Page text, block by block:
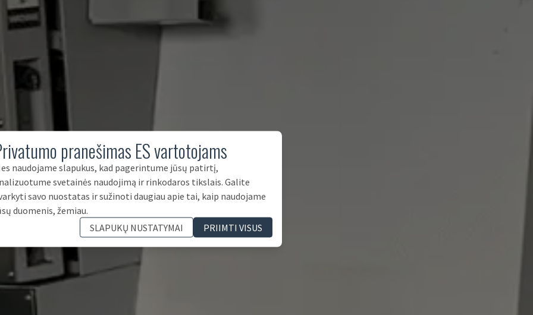
pranešimas ES vartotojams
naudojame slapukus, kad pagerintume jūsų patirtį,
svetainės naudojimą ir rinkodaros tikslais. Galite
savo nuostatas ir sužinoti daugiau apie tai, kaip naudojame
duomenis, žemiau.
SLAPUKŲ NUSTATYMAI
PRIIMTI VISUS